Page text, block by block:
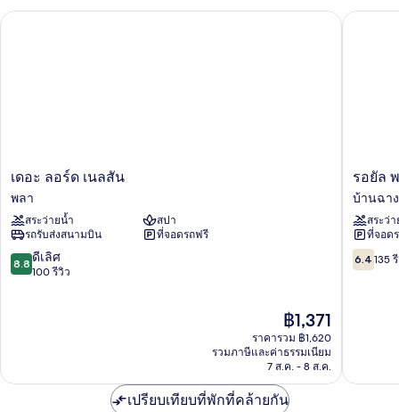
เดอะ
ลอร์ด
เนล
สัน
พลา
เดอะ ลอร์ด เนลสัน
พลา
สระว่ายน้ำ
สปา
รถรับส่งสนามบิน
ที่จอดรถฟรี
8.8
จาก
8.8 ดีเลิศ
100 รีวิว
ราคา
ปัจจุบัน
คือ
฿1,371
฿1,371
ราคารวม ฿1,620
รวมภาษีและค่าธรรมเนียม
7 ส.ค. - 8 ส.ค.
เดอะ ลอร์ด เนลสัน
รอยัล
พลา
คลิฟ
บีช
รีสอร์ท
แอนด์
สปา
รอยัล
บ้านฉาง
สระว่
ที่จอด
6.4
จาก
6.4 135
รอยัล พ
เปรียบเทียบที่พักที่คล้ายกัน